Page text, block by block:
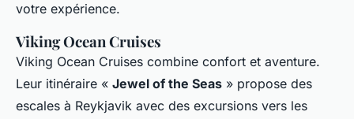
votre expérience.
Viking Ocean Cruises
Viking Ocean Cruises combine confort et aventure.
Leur itinéraire « Jewel of the Seas » propose des
escales à Reykjavik avec des excursions vers les